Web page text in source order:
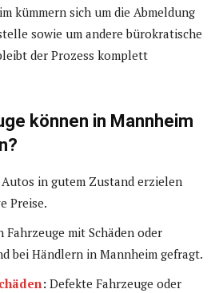
kümmern sich um die Abmeldung
sowie um andere bürokratische
der Prozess komplett
können in Mannheim
Autos in gutem Zustand erzielen
Preise.
Fahrzeuge mit Schäden oder
bei Händlern in Mannheim gefragt.
: Defekte Fahrzeuge oder